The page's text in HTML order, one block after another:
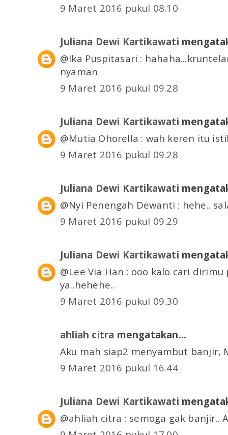
9 Maret 2016 pukul 08.10
Juliana Dewi Kartikawati
@Ika Puspitasari :
nyaman
9 Maret 2016 pukul 09.28
Juliana Dewi Kartikawati
@Mutia Ohorella : wah keren itu
9 Maret 2016 pukul 09.28
Juliana Dewi Kartikawati
@Nyi Penengah Dewanti : hehe..
9 Maret 2016 pukul 09.29
Juliana Dewi Kartikawati
@Lee Via Han : ooo kalo cari
ya..hehehe..
9 Maret 2016 pukul 09.30
ahliah citra mengatakan...
Aku mah siap2 menyambut banjir,
9 Maret 2016 pukul 16.44
Juliana Dewi Kartikawati
@ahliah citra : semoga gak banjir..